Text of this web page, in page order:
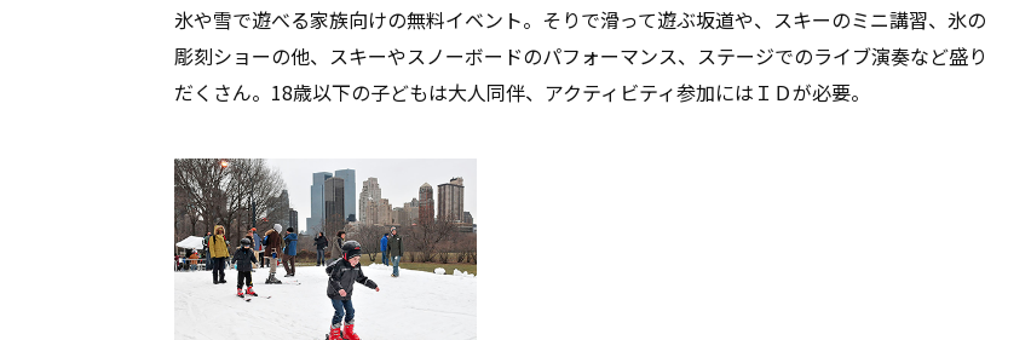
氷や雪で遊べる家族向けの無料イベント。そりで滑って遊ぶ坂道や、スキーのミニ講習、氷の
彫刻ショーの他、スキーやスノーボードのパフォーマンス、ステージでのライブ演奏など盛り
だくさん。18歳以下の子どもは大人同伴、アクティビティ参加にはＩＤが必要。